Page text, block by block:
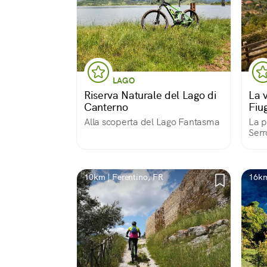
LAGO
Riserva Naturale del Lago di
Canterno
Alla scoperta del Lago Fantasma
La
La
del
10km | Ferentino, FR